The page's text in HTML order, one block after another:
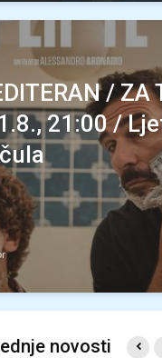
/ ZA
21:00 /
novosti